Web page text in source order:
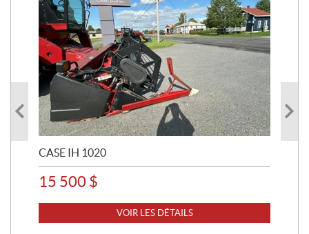
CASE IH 1020
15 500 $
VOIR LES DÉTAILS